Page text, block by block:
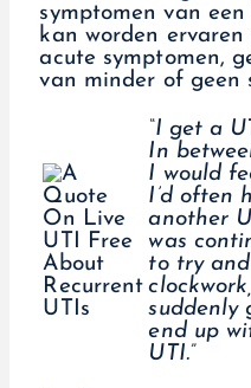
symptomen van
kan worden ervaren
acute symptomen,
van minder of geen
“I get a
In
I would
I’d often
another
was
to try
suddenly
end up
UTI.”